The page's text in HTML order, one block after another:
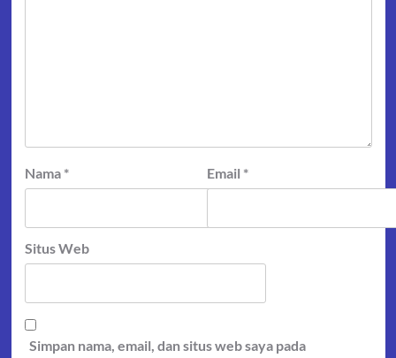
Nama * Email *
Situs Web
Simpan nama, email, dan situs web saya pada